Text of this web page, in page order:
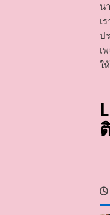
น
เ
ป
เ
ใ